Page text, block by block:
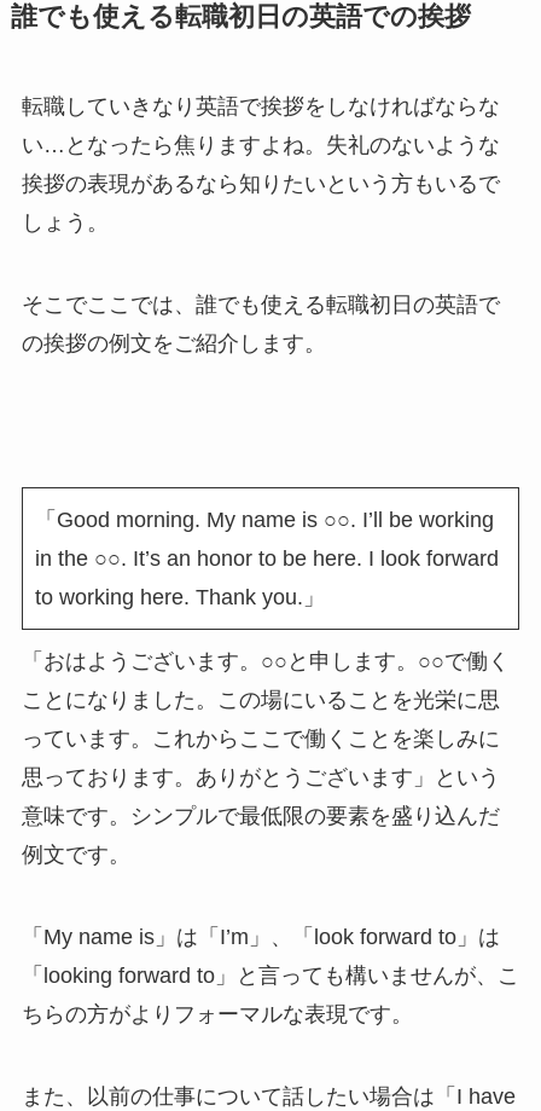
誰でも使える転職初日の英語での挨拶
転職していきなり英語で挨拶をしなければならな
い…となったら焦りますよね。失礼のないような
挨拶の表現があるなら知りたいという方もいるで
しょう。
そこでここでは、誰でも使える転職初日の英語で
の挨拶の例文をご紹介します。
「Good morning. My name is ○○. I’ll be working
in the ○○. It’s an honor to be here. I look forward
to working here. Thank you.」
「おはようございます。○○と申します。○○で働く
ことになりました。この場にいることを光栄に思
っています。これからここで働くことを楽しみに
思っております。ありがとうございます」という
意味です。シンプルで最低限の要素を盛り込んだ
例文です。
「My name is」は「I’m」、「look forward to」は
「looking forward to」と言っても構いませんが、こ
ちらの方がよりフォーマルな表現です。
また、以前の仕事について話したい場合は「I have